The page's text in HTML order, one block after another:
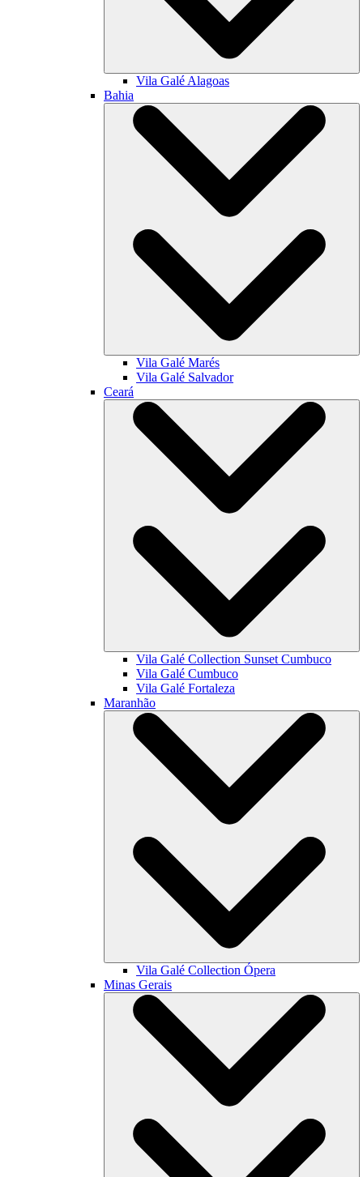
Vila Galé Alagoas
Bahia
Vila Galé Marés
Vila Galé Salvador
Ceará
Vila Galé Collection Sunset Cumbuco
Vila Galé Cumbuco
Vila Galé Fortaleza
Maranhão
Vila Galé Collection Ópera
Minas Gerais